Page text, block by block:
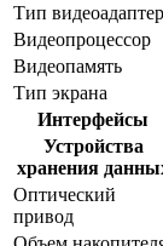
Тип
Видеопроцессор
Видеопамять
Тип экрана
Интерфейсы
Устройства
хранения
Оптический
привод